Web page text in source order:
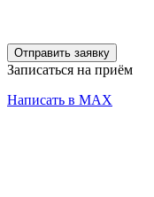
Отправить заявку
Записаться на приём
Написать в MAX